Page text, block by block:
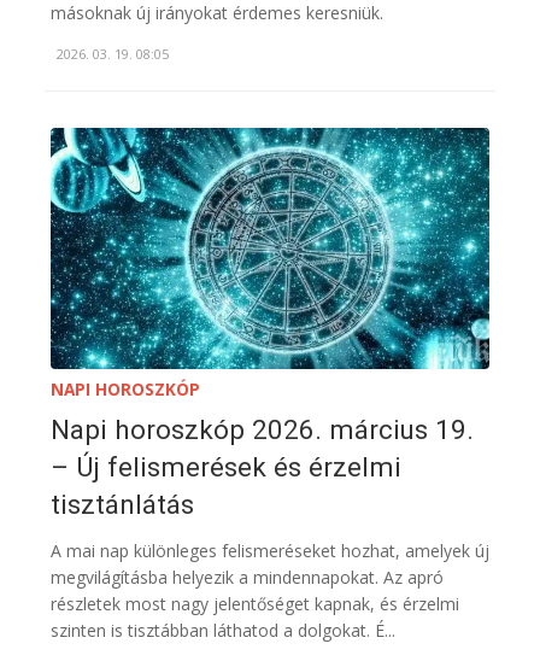
másoknak új irányokat érdemes keresniük.
2026. 03. 19. 08:05
NAPI HOROSZKÓP
Napi horoszkóp 2026. március 19.
– Új felismerések és érzelmi
tisztánlátás
A mai nap különleges felismeréseket hozhat, amelyek új
megvilágításba helyezik a mindennapokat. Az apró
részletek most nagy jelentőséget kapnak, és érzelmi
szinten is tisztábban láthatod a dolgokat. É...